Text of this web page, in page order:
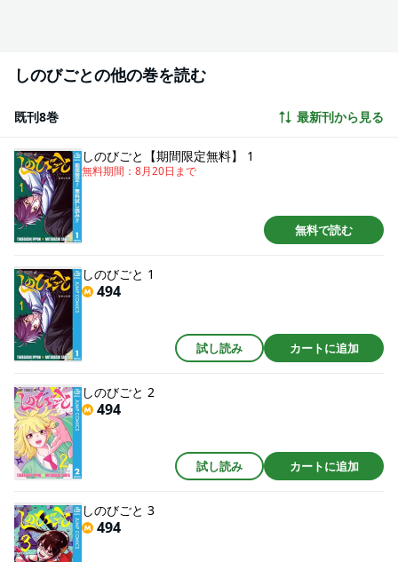
しのびごとの他の巻を読む
既刊8巻 最新刊から見る
しのびごと【期間限定無料】 1
無料期間： 8月20日 まで
無料で読む
しのびごと 1
494
試し読み カートに追加
しのびごと 2
494
試し読み カートに追加
しのびごと 3
494